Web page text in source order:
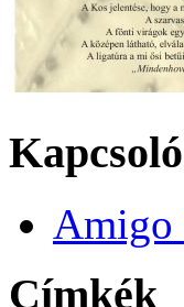
Amigo
Címkék